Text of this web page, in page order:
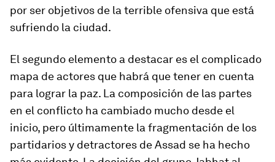
por ser objetivos de la terrible ofensiva que está
sufriendo la ciudad.
El segundo elemento a destacar es el complicado
mapa de actores que habrá que tener en cuenta
para lograr la paz. La composición de las partes
en el conflicto ha cambiado mucho desde el
inicio, pero últimamente la fragmentación de los
partidarios y detractores de Assad se ha hecho